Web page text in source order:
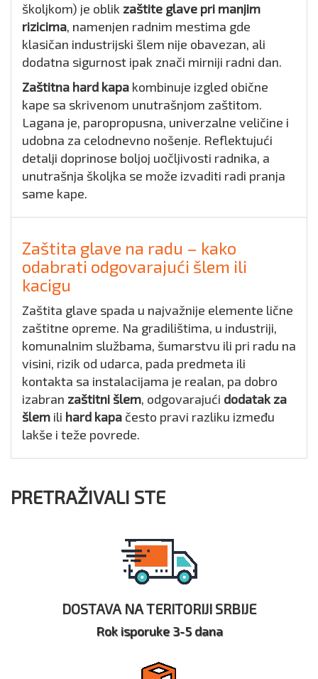
školjkom) je oblik zaštite glave pri manjim
rizicima, namenjen radnim mestima gde
klasičan industrijski šlem nije obavezan, ali
dodatna sigurnost ipak znači mirniji radni dan.
Zaštitna hard kapa kombinuje izgled obične
kape sa skrivenom unutrašnjom zaštitom.
Lagana je, paropropusna, univerzalne veličine i
udobna za celodnevno nošenje. Reflektujući
detalji doprinose boljoj uočljivosti radnika, a
unutrašnja školjka se može izvaditi radi pranja
same kape.
Zaštita glave na radu – kako
odabrati odgovarajući šlem ili
kacigu
Zaštita glave spada u najvažnije elemente lične
zaštitne opreme. Na gradilištima, u industriji,
komunalnim službama, šumarstvu ili pri radu na
visini, rizik od udarca, pada predmeta ili
kontakta sa instalacijama je realan, pa dobro
izabran zaštitni šlem, odgovarajući dodatak za
šlem ili hard kapa često pravi razliku između
lakše i teže povrede.
PRETRAŽIVALI STE
DOSTAVA NA TERITORIJI SRBIJE
Rok isporuke 3-5 dana